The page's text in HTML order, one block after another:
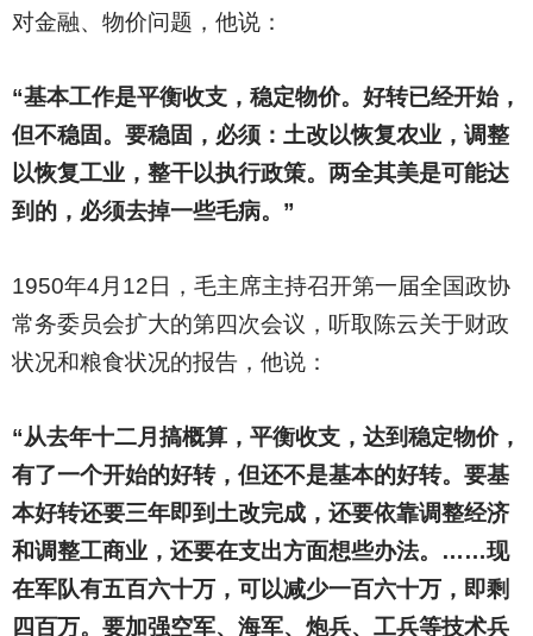
对金融、物价问题，他说：
“基本工作是平衡收支，稳定物价。好转已经开始，
但不稳固。要稳固，必须：土改以恢复农业，调整
以恢复工业，整干以执行政策。两全其美是可能达
到的，必须去掉一些毛病。”
1950年4月12日，毛主席主持召开第一届全国政协
常务委员会扩大的第四次会议，听取陈云关于财政
状况和粮食状况的报告，他说：
“从去年十二月搞概算，平衡收支，达到稳定物价，
有了一个开始的好转，但还不是基本的好转。要基
本好转还要三年即到土改完成，还要依靠调整经济
和调整工商业，还要在支出方面想些办法。……现
在军队有五百六十万，可以减少一百六十万，即剩
四百万。要加强空军、海军、炮兵、工兵等技术兵